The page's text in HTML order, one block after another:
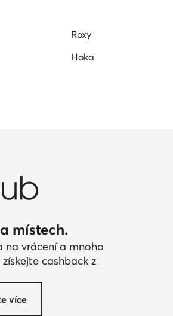
Roxy
Hoka
místech.
na vrácení a mnoho
cashback z
více